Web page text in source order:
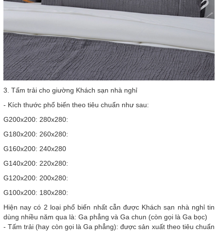
3. Tấm trải cho giường Khách sạn nhà nghỉ
- Kích thước phổ biến theo tiêu chuẩn như sau:
G200x200: 280x280:
G180x200: 260x280:
G160x200: 240x280
G140x200: 220x280:
G120x200: 200x280:
G100x200: 180x280:
Hiện nay có 2 loại phổ biến nhất cẫn được Khách sạn nhà nghỉ tin
dùng nhiều năm qua là: Ga phẳng và Ga chun (còn gọi là Ga bọc)
- Tấm trải (hay còn gọi là Ga phẳng): được sản xuất theo tiêu chuẩn